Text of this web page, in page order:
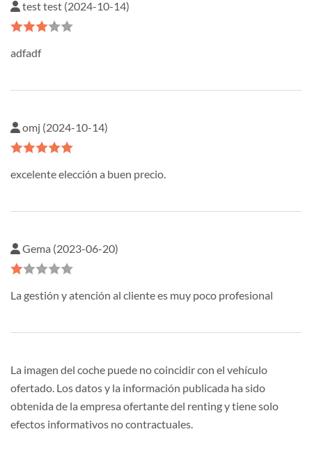
test test (2024-10-14)
adfadf
omj (2024-10-14)
excelente elección a buen precio.
Gema (2023-06-20)
La gestión y atención al cliente es muy poco profesional
La imagen del coche puede no coincidir con el vehículo
ofertado. Los datos y la información publicada ha sido
obtenida de la empresa ofertante del renting y tiene solo
efectos informativos no contractuales.